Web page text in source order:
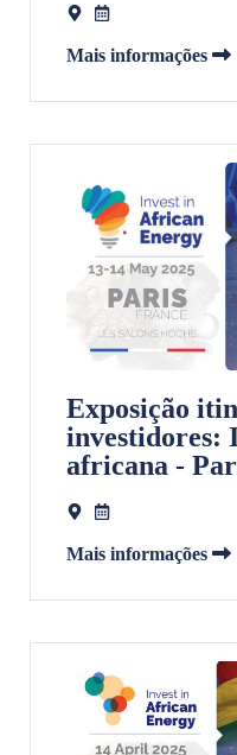
Mais informações
Exposição
investidores:
africana -
Mais informações